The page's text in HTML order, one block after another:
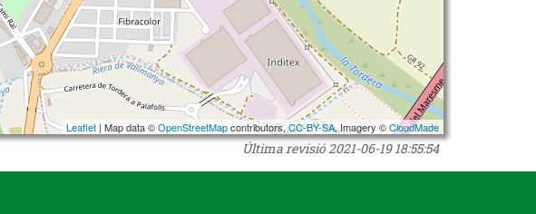
Leaflet | Map data ©OpenStreetMapcontributors,CC-BY-SA, Imagery ©CloudMade
Última revisió2021-06-19 18:55:54